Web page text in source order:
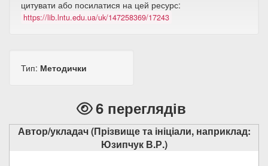
цитувати або посилатися на цей ресурс:
https://lib.lntu.edu.ua/uk/147258369/17243
Тип: Методички
6 переглядів
Автор/укладач (Прізвище та ініціали, наприклад:
Юзипчук В.Р.)